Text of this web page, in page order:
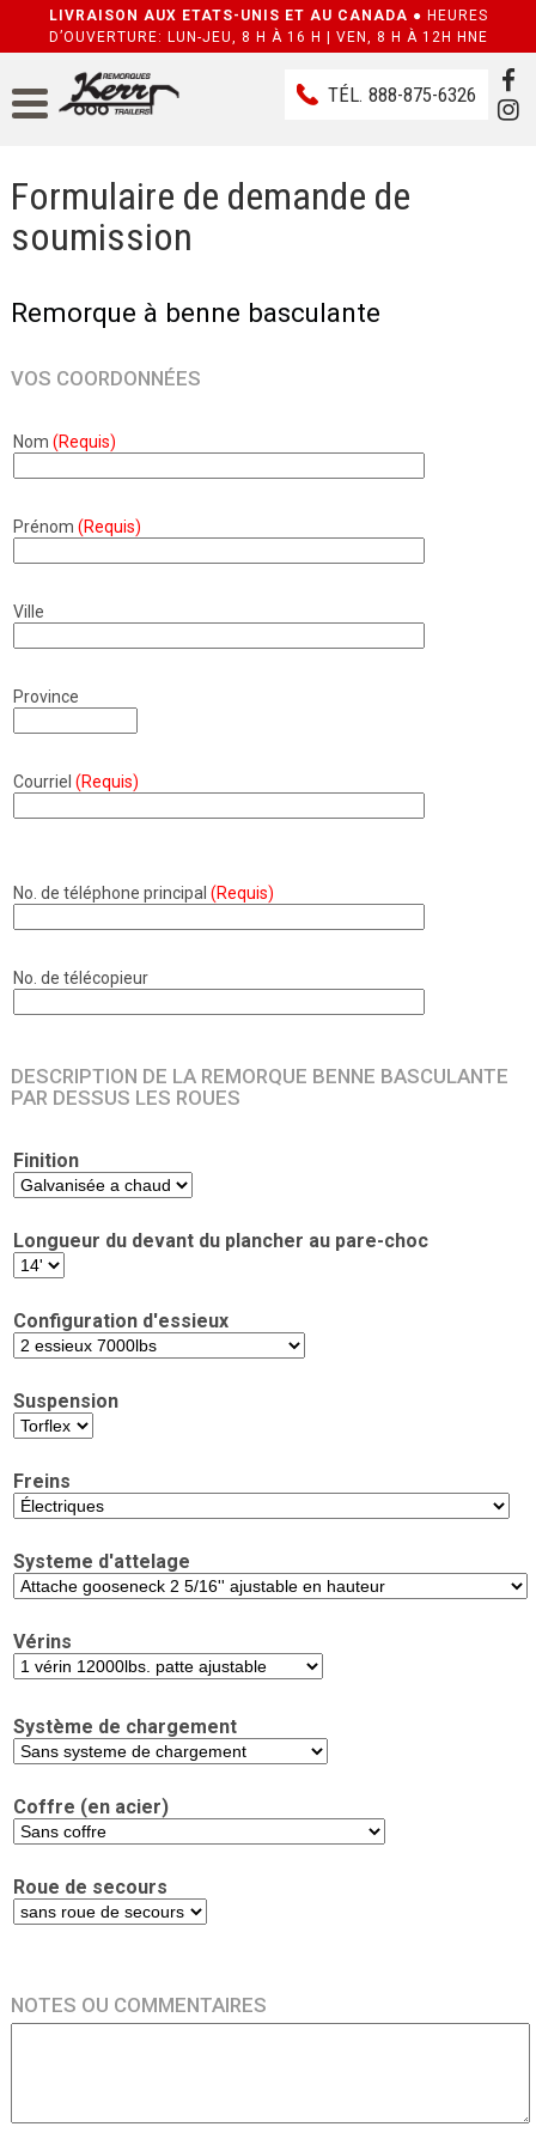
LIVRAISON AUX ETATS-UNIS ET AU CANADA ● HEURES
D’OUVERTURE: LUN-JEU, 8 H À 16 H | VEN, 8 H À 12H HNE
TÉL.888-875-6326
Formulaire de demande de
soumission
Remorque à benne basculante
VOS COORDONNÉES
Nom (Requis)
Prénom (Requis)
Ville
Province
Courriel (Requis)
No. de téléphone principal (Requis)
No. de télécopieur
DESCRIPTION DE LA REMORQUE BENNE BASCULANTE
PAR DESSUS LES ROUES
Finition
Longueur du devant du plancher au pare-choc
Configuration d'essieux
Suspension
Freins
Systeme d'attelage
Vérins
Système de chargement
Coffre (en acier)
Roue de secours
NOTES OU COMMENTAIRES